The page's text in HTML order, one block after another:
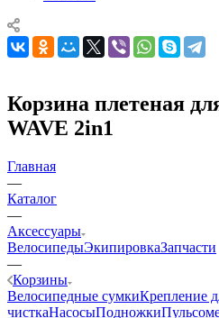
Корзина плетеная
WAVE 2in1
Главная
—
Каталог
—
Аксессуары
ВелосипедыЭкипировкаЗапчасти
—
Корзины
Велосипедные сумкиКрепление
чисткаНасосыПодножки